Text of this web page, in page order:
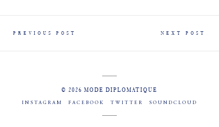
PREVIOUS POST NEXT POST
© 2026 MODE DIPLOMATIQUE
INSTAGRAM FACEBOOK TWITTER SOUNDCLOUD